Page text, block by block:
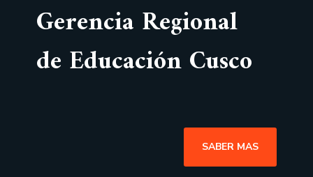
Gerencia Regional
de Educación Cusco
SABER MAS